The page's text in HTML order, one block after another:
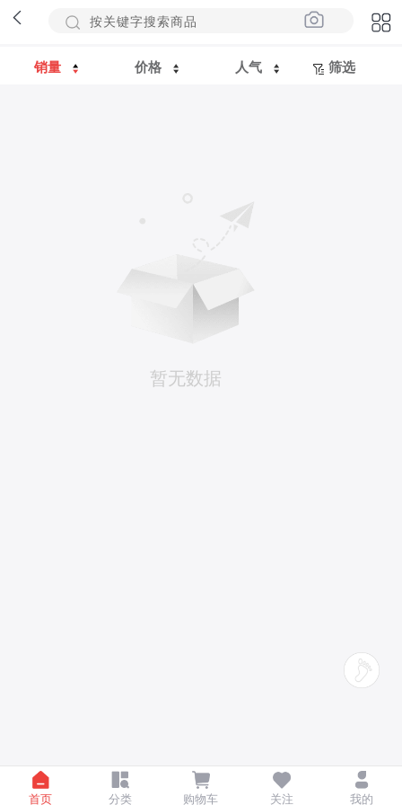
销量 价格 人气 筛选
暂无数据
首页 分类 购物车 关注 我的